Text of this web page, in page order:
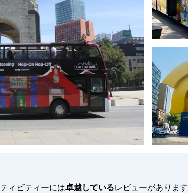
ィビティーには卓越しているレビューがあります